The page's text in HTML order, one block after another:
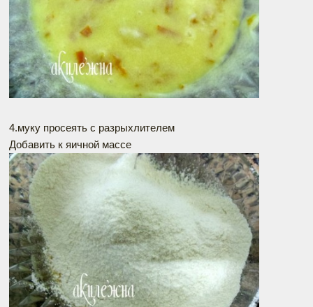
4.муку просеять с разрыхлителем
Добавить к яичной массе